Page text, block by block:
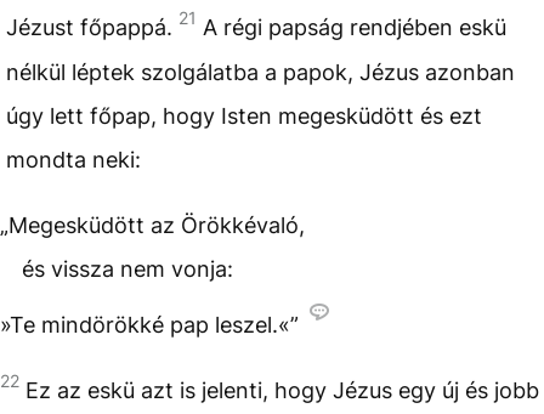
Jézust főpappá. 21 A régi papság rendjében eskü
nélkül léptek szolgálatba a papok, Jézus azonban
úgy lett főpap, hogy Isten megesküdött és ezt
mondta neki:
„Megesküdött az Örökkévaló,
és vissza nem vonja:
»Te mindörökké pap leszel.«”
22 Ez az eskü azt is jelenti, hogy Jézus egy új és jobb